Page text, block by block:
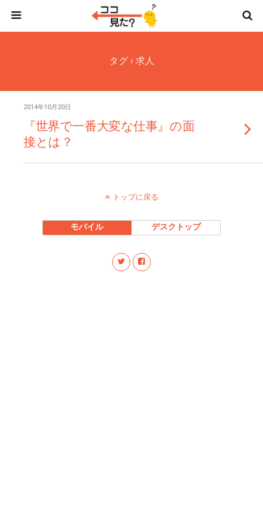
タグ › 求人
2014年10月20日
『世界で一番大変な仕事』の面
接とは？
トップに戻る
モバイル デスクトップ